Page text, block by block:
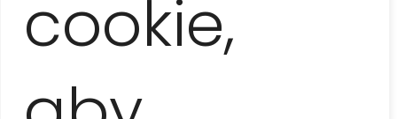
cookie,